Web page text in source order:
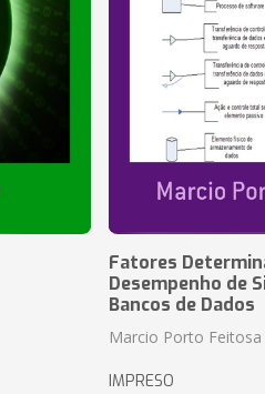
Fatores
Desempenho de
Bancos de Dados
Marcio Porto Feitosa
IMPRESO